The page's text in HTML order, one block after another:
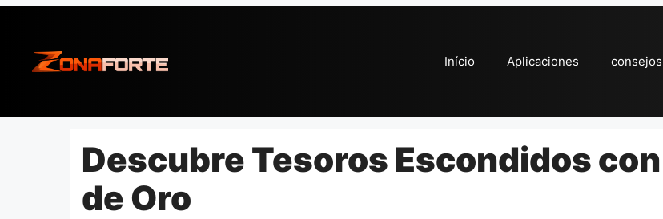
conteúdo
Início Aplicaciones consejos
Descubre Tesoros Escondidos
de Oro